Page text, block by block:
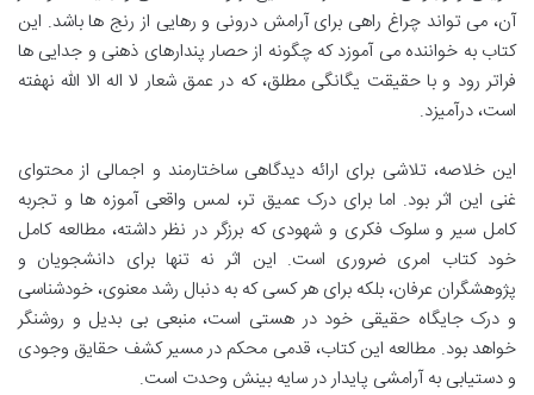
آن، می تواند چراغ راهی برای آرامش درونی و رهایی از رنج ها باشد. این
کتاب به خواننده می آموزد که چگونه از حصار پندارهای ذهنی و جدایی ها
فراتر رود و با حقیقت یگانگی مطلق، که در عمق شعار لا اله الا الله نهفته
است، درآمیزد.
این خلاصه، تلاشی برای ارائه دیدگاهی ساختارمند و اجمالی از محتوای
غنی این اثر بود. اما برای درک عمیق تر، لمس واقعی آموزه ها و تجربه
کامل سیر و سلوک فکری و شهودی که برزگر در نظر داشته، مطالعه کامل
خود کتاب امری ضروری است. این اثر نه تنها برای دانشجویان و
پژوهشگران عرفان، بلکه برای هر کسی که به دنبال رشد معنوی، خودشناسی
و درک جایگاه حقیقی خود در هستی است، منبعی بی بدیل و روشنگر
خواهد بود. مطالعه این کتاب، قدمی محکم در مسیر کشف حقایق وجودی
و دستیابی به آرامشی پایدار در سایه بینش وحدت است.